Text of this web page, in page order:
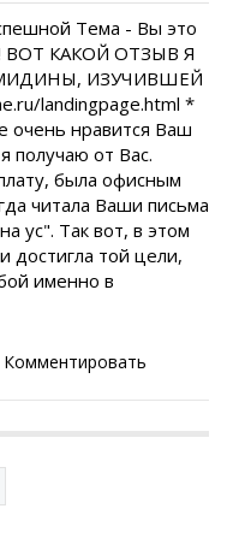
Тема - Вы это
ВОТ КАКОЙ ОТЗЫВ Я
ИЗУЧИВШЕЙ
landingpage.html *
очень нравится Ваш
получаю от Вас.
была офисным
читала Ваши письма
ус". Так вот, в этом
достигла той цели,
именно в
Комментировать